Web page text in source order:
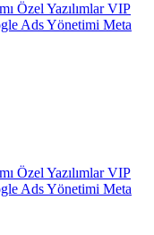
Özel YazılımlarVIP
Ads Yönetimi Meta
Özel YazılımlarVIP
Ads Yönetimi Meta